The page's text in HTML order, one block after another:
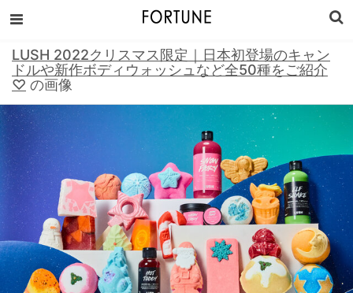
LUSH 2022クリスマス限定｜日本初登場のキャン
ドルや新作ボディウォッシュなど全50種をご紹介
♡ の画像